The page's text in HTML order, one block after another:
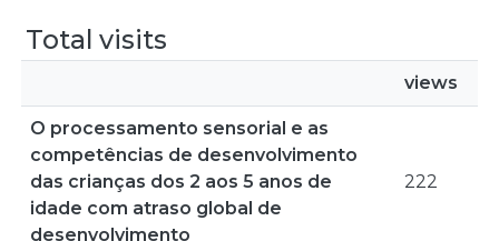
Total visits
views
O processamento sensorial e as
competências de desenvolvimento
das crianças dos 2 aos 5 anos de
idade com atraso global de
desenvolvimento
222